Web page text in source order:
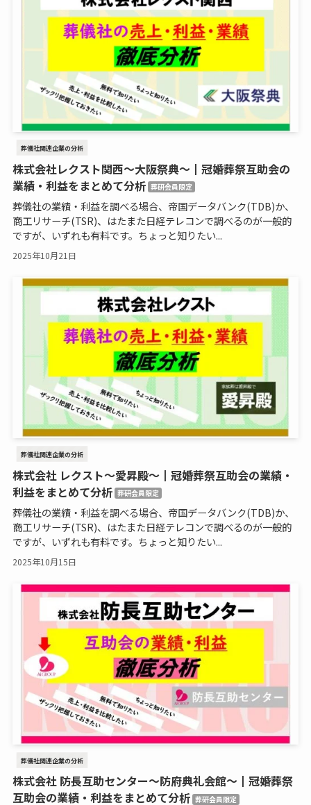
葬儀社関連企業の分析
株式会社レクスト関西～大阪祭典～┃冠婚葬祭互助会の
業績・利益をまとめて分析 葬研会員限定
葬儀社の業績・利益を調べる場合、帝国データバンク(TDB)か、
商工リサーチ(TSR)、はたまた日経テレコンで調べるのが一般的
ですが、いずれも有料です。ちょっと知りたい...
2025年10月21日
葬儀社関連企業の分析
株式会社 レクスト～愛昇殿～┃冠婚葬祭互助会の業績・
利益をまとめて分析 葬研会員限定
葬儀社の業績・利益を調べる場合、帝国データバンク(TDB)か、
商工リサーチ(TSR)、はたまた日経テレコンで調べるのが一般的
ですが、いずれも有料です。ちょっと知りたい...
2025年10月15日
葬儀社関連企業の分析
株式会社 防長互助センター～防府典礼会館～┃冠婚葬祭
互助会の業績・利益をまとめて分析 葬研会員限定